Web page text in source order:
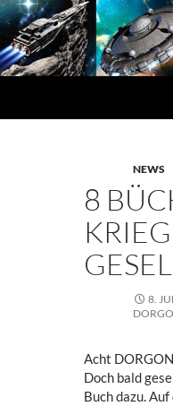
Zum
Inhalt
springen
NEWS
8
8.
Acht
Doch bald
Buch dazu.